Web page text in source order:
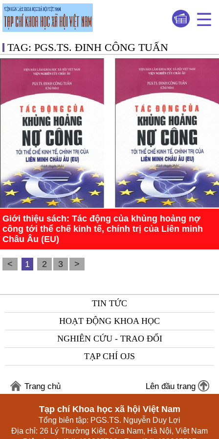
TAG: PGS.TS. ĐINH CÔNG TUẤN
Giới thiệu sách: Tác động của khủng hoảng nợ
công tới thể chế kinh tế, chính trị của Liên minh
Châu Âu (EU)
< 1 2 3 >
TIN TỨC
HOẠT ĐỘNG KHOA HỌC
NGHIÊN CỨU - TRAO ĐỔI
TẠP CHÍ OJS
Trang chủ Lên đầu trang
Tạp chí Khoa học xã hội Việt Nam
Tổng biên tập: PGS.TS. Nguyễn Duy Lợi
Địa chỉ: 26 Lý Thường Kiệt, Cửa Nam, Hà Nội, Việt Nam